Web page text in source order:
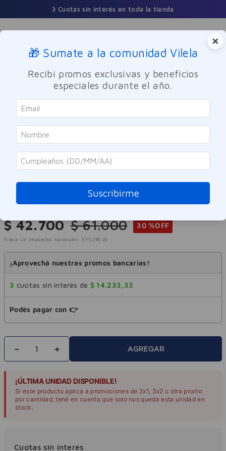
3 Cuotas sin interés en toda la tienda
Buscar
Dermocosmetica Facial Despigmentante
Caviahue
Serum C + Antioxidante Caviahue
30ml
Referencia:-319144
$ 42.700 $ 61.000 30 %OFF
Precio sin impuestos nacionales: $ 35.289, 26
¡Aprovechá nuestras promos bancarias!
3 cuotas sin interés de $ 14.233, 33
Podés pagar con 👉
＋
－ AGREGAR
¡ÚLTIMA UNIDAD DISPONIBLE!
Si este producto aplica a promociones de 2x1, 3x2 u otra promo
por cantidad, tené en cuenta que solo nos queda esta unidad en
stock.
Cuotas sin interés
×
🎁 Sumate a la comunidad Vilela
Recibí promos exclusivas y beneficios
especiales durante el año.
Suscribirme